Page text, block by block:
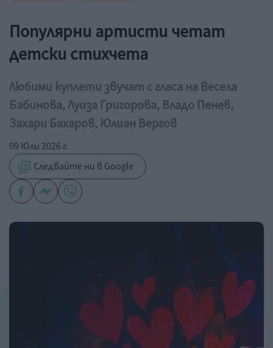
Популярни артисти четат
детски стихчета
Любими куплети звучат с гласа на Весела
Бабинова, Луиза Григорова, Владо Пенев,
Захари Бахаров, Юлиан Вергов
09 Юли 2026 г.
Следвайте ни в Google